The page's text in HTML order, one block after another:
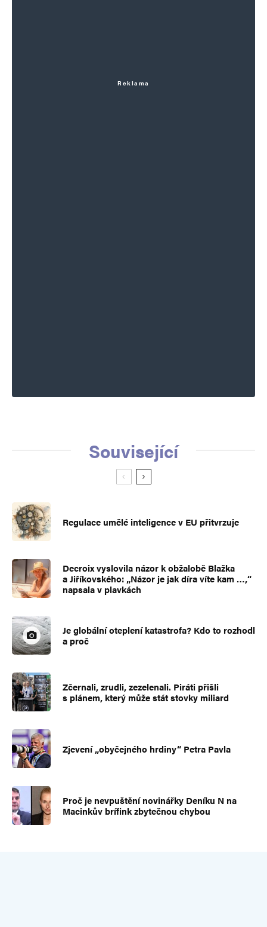
Reklama
Související
Regulace umělé inteligence v EU přitvrzuje
Decroix vyslovila názor k obžalobě Blažka
a Jiříkovského: „Názor je jak díra víte kam …,“
napsala v plavkách
Je globální oteplení katastrofa? Kdo to rozhodl
a proč
Zčernali, zrudli, zezelenali. Piráti přišli
s plánem, který může stát stovky miliard
Zjevení „obyčejného hrdiny“ Petra Pavla
Proč je nevpuštění novinářky Deníku N na
Macinkův brífink zbytečnou chybou